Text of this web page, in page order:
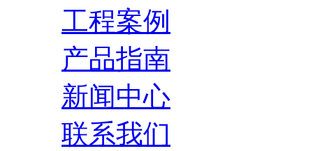
工程案例
产品指南
新闻中心
联系我们